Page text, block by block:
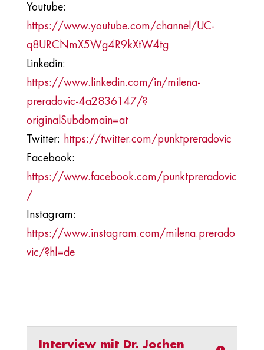
Youtube:
https://www.youtube.com/channel/UC-
q8URCNmX5Wg4R9kXtW4tg
Linkedin:
https://www.linkedin.com/in/milena-
preradovic-4a2836147/?
originalSubdomain=at
Twitter:
https://twitter.com/punktpreradovic
Facebook:
https://www.facebook.com/punktpreradovic
/
Instagram:
https://www.instagram.com/milena.prerado
vic/?hl=de
Interview mit Dr. Jochen